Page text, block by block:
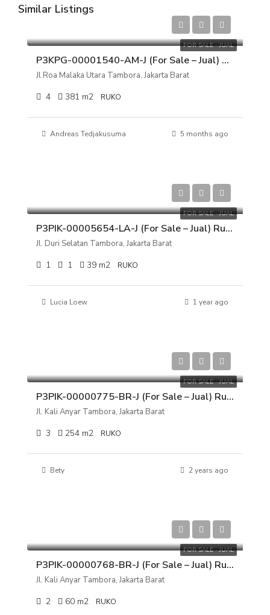
Similar Listings
FOR SALE - JUAL
P3KPG-00001540-AM-J (For Sale – Jual) Ruko Jl Roa Malaka Utara Tambora, Jakarta Barat
Jl Roa Malaka Utara Tambora, Jakarta Barat
4 381 m2 RUKO
Andreas Tedjakusuma 5 months ago
FOR SALE - JUAL
P3PIK-00005654-LA-J (For Sale – Jual) Ruko Jl. Duri Selatan Tambora, Jakarta Barat
Jl. Duri Selatan Tambora, Jakarta Barat
1 1 39 m2 RUKO
Lucia Loew 1 year ago
FOR SALE - JUAL
P3PIK-00000775-BR-J (For Sale – Jual) Ruko Jl. Kali Anyar Tambora, Jakarta Barat
Jl. Kali Anyar Tambora, Jakarta Barat
3 254 m2 RUKO
Bety 2 years ago
FOR SALE - JUAL
P3PIK-00000768-BR-J (For Sale – Jual) Ruko Jl. Kali Anyar Tambora, Jakarta Barat
Jl. Kali Anyar Tambora, Jakarta Barat
2 60 m2 RUKO